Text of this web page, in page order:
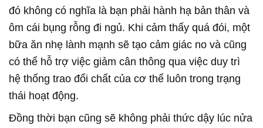
đó không có nghĩa là bạn phải hành hạ bản thân và
ôm cái bụng rỗng đi ngủ. Khi cảm thấy quá đói, một
bữa ăn nhẹ lành mạnh sẽ tạo cảm giác no và cũng
có thể hỗ trợ việc giảm cân thông qua việc duy trì
hệ thống trao đổi chất của cơ thể luôn trong trạng
thái hoạt động.
Đồng thời bạn cũng sẽ không phải thức dậy lúc nửa